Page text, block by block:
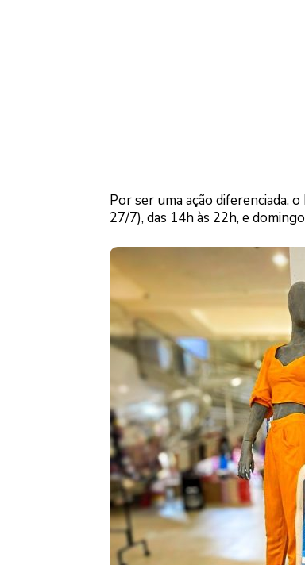
Por ser uma ação diferenciada,
27/7), das 14h às 22h, e